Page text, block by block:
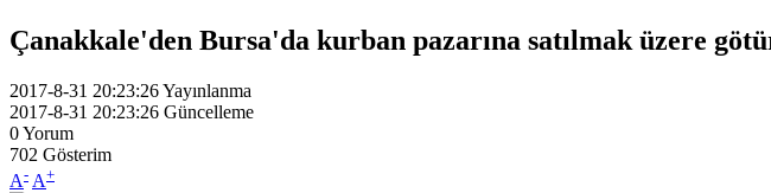
Çanakkale'den Bursa'da kurban pazarına satılmak üzere
2017-8-31 20:23:26Yayınlanma
2017-8-31 20:23:26 Güncelleme
0Yorum
702 Gösterim
A- A+